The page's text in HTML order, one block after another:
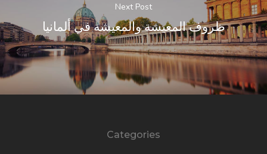
Next Post
ظروف المعيشة والمعيشة في ألمانيا
Categories